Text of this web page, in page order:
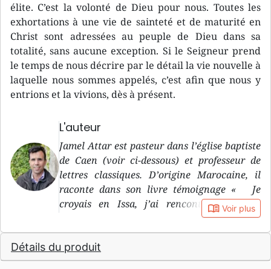
élite. C’est la volonté de Dieu pour nous. Toutes les
exhortations à une vie de sainteté et de maturité en
Christ sont adressées au peuple de Dieu dans sa
totalité, sans aucune exception. Si le Seigneur prend
le temps de nous décrire par le détail la vie nouvelle à
laquelle nous sommes appelés, c’est afin que nous y
entrions et la vivions, dès à présent.
L'auteur
Jamel Attar est pasteur dans l’église baptiste
de Caen (voir ci-dessous) et professeur de
lettres classiques. D’origine Marocaine, il
raconte dans son livre témoignage « Je
croyais en Issa, j’ai rencontré Jésus »
comment il est passé de l’Islam à une
rencontre personnelle avec Jésus-Christ. Il
vient récemment de publier un nouveau
livre aux éditions Ourania, intitulé Vaincre
book_open Voir plus
Détails du produit